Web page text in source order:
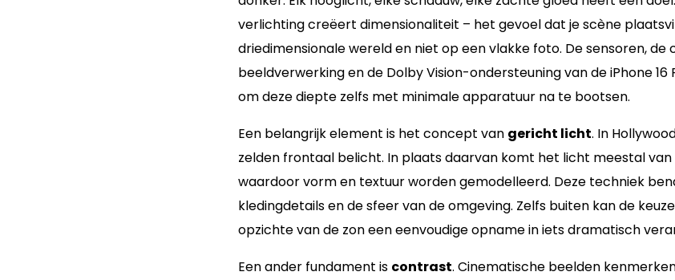
verlichting creëert dimensionaliteit – het gevoel dat je scène
driedimensionale wereld en niet op een vlakke foto. De sensoren,
beeldverwerking en de Dolby Vision-ondersteuning van de iPhone
om deze diepte zelfs met minimale apparatuur na te bootsen.
Een belangrijk element is het concept van gericht licht. In
zelden frontaal belicht. In plaats daarvan komt het licht meestal
waardoor vorm en textuur worden gemodelleerd. Deze techniek
kledingdetails en de sfeer van de omgeving. Zelfs buiten kan de
opzichte van de zon een eenvoudige opname in iets dramatisch
Een ander fundament is contrast. Cinematische beelden